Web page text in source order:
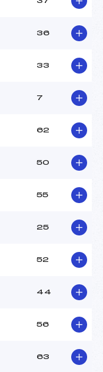
36
33
7
62
50
55
25
52
44
56
63